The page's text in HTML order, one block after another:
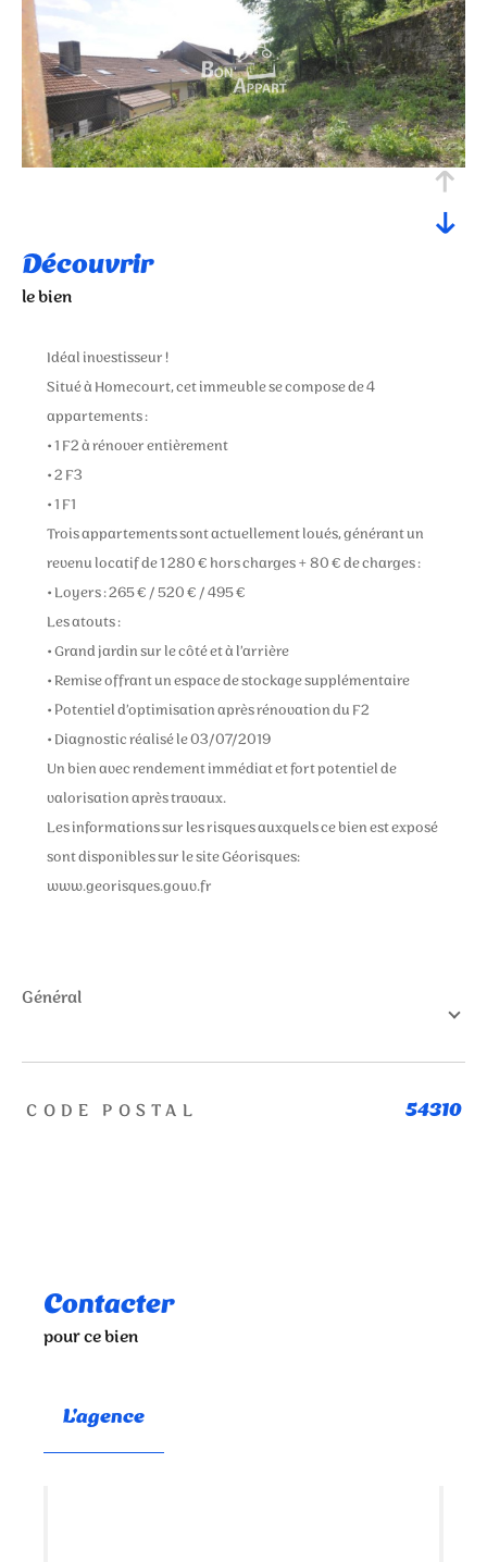
découvrir
le bien
Idéal investisseur !
Situé à Homecourt, cet immeuble se compose de 4
appartements :
• 1 F2 à rénover entièrement
• 2 F3
• 1 F1
Trois appartements sont actuellement loués, générant un
revenu locatif de 1 280 € hors charges + 80 € de charges :
• Loyers : 265 € / 520 € / 495 €
Les atouts :
• Grand jardin sur le côté et à l’arrière
• Remise offrant un espace de stockage supplémentaire
• Potentiel d’optimisation après rénovation du F2
• Diagnostic réalisé le 03/07/2019
Un bien avec rendement immédiat et fort potentiel de
valorisation après travaux.
Les informations sur les risques auxquels ce bien est exposé
sont disponibles sur le site Géorisques:
www.georisques.gouv.fr
général
TRAD_ZEPHYR_Caracteristique TRAD_ZEPHYR_Valeurs
CODE POSTAL 54310
Contacter
pour ce bien
L'agence